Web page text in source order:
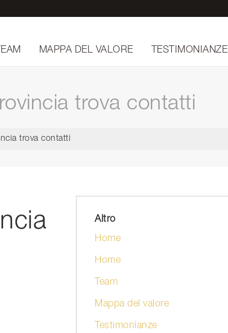
MAPPA DEL VALORE TESTIMONIANZE
trova contatti
trova contatti
Altro
Home
Home
Team
Mappa del valore
Testimonianze